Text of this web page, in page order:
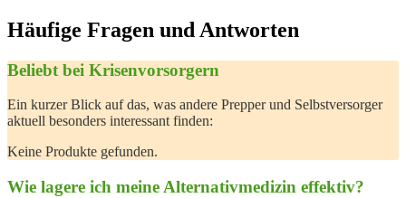
Häufige Fragen und Antworten
Beliebt bei Krisenvorsorgern
Ein kurzer Blick auf das, was andere Prepper⁤ und Selbstversorger
aktuell besonders interessant⁢ finden:
Keine Produkte gefunden.
Wie lagere ich meine Alternativmedizin effektiv?